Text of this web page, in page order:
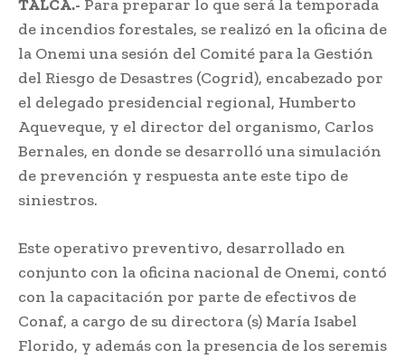
TALCA.- Para preparar lo que será la temporada
de incendios forestales, se realizó en la oficina de
la Onemi una sesión del Comité para la Gestión
del Riesgo de Desastres (Cogrid), encabezado por
el delegado presidencial regional, Humberto
Aqueveque, y el director del organismo, Carlos
Bernales, en donde se desarrolló una simulación
de prevención y respuesta ante este tipo de
siniestros.
Este operativo preventivo, desarrollado en
conjunto con la oficina nacional de Onemi, contó
con la capacitación por parte de efectivos de
Conaf, a cargo de su directora (s) María Isabel
Florido, y además con la presencia de los seremis